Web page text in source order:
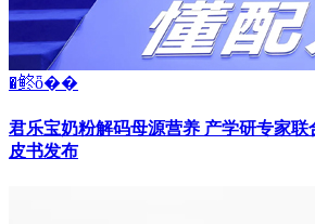
�鿴ȫ��
君乐宝奶粉解码母源营养 产学研专家联
皮书发布